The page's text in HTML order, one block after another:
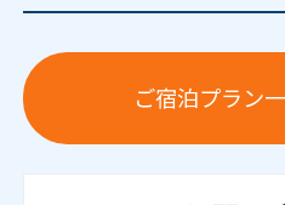
ご宿泊プラン